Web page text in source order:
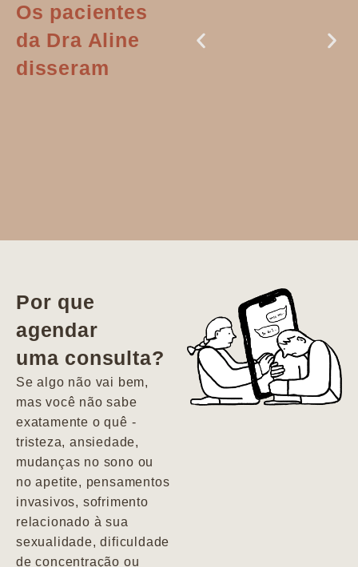
Os pacientes
da Dra Aline
disseram
vida. Ela me
encontrou num
estado misto de
depressão e
agitação com
pensamentos
Por que
agendar
uma consulta?
Se algo não vai bem,
mas você não sabe
exatamente o quê -
tristeza, ansiedade,
mudanças no sono ou
no apetite, pensamentos
invasivos, sofrimento
relacionado à sua
sexualidade, dificuldade
de concentração ou